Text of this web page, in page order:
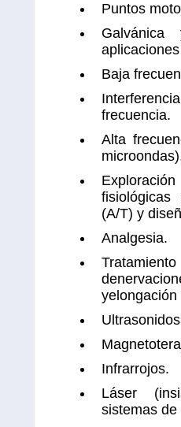
Puntos
Baja
frecuencia.
Alta
(A/T) y
Analgesia.
yelongación
Infrarrojos.
Láser
sistemas de